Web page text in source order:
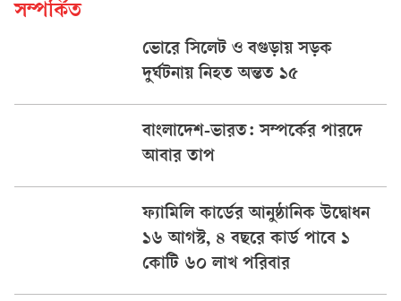
সম্পর্কিত
ভোরে সিলেট ও বগুড়ায় সড়ক
দুর্ঘটনায় নিহত অন্তত ১৫
বাংলাদেশ-ভারত: সম্পর্কের পারদে
আবার তাপ
ফ্যামিলি কার্ডের আনুষ্ঠানিক উদ্বোধন
১৬ আগস্ট, ৪ বছরে কার্ড পাবে ১
কোটি ৬০ লাখ পরিবার